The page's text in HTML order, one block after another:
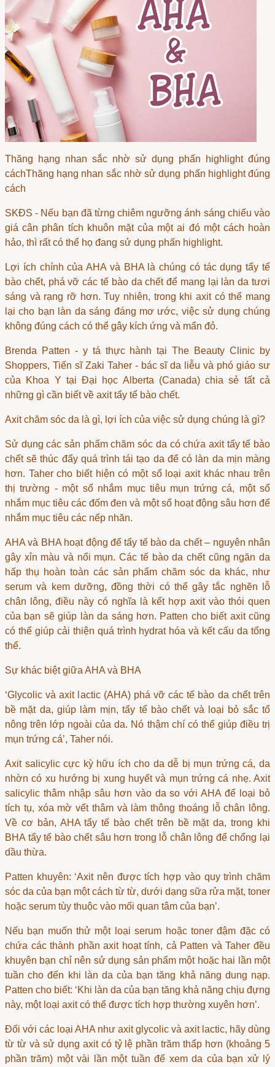
Thăng hạng nhan sắc nhờ sử dụng phấn highlight đúng
cáchThăng hạng nhan sắc nhờ sử dụng phấn highlight đúng
cách
SKĐS - Nếu bạn đã từng chiêm ngưỡng ánh sáng chiếu vào
giá cân phân tích khuôn mặt của một ai đó một cách hoàn
hảo, thì rất có thể họ đang sử dụng phấn highlight.
Lợi ích chính của AHA và BHA là chúng có tác dụng tẩy tế
bào chết, phá vỡ các tế bào da chết để mang lại làn da tươi
sáng và rạng rỡ hơn. Tuy nhiên, trong khi axit có thể mang
lại cho bạn làn da sáng đáng mơ ước, việc sử dụng chúng
không đúng cách có thể gây kích ứng và mẩn đỏ.
Brenda Patten - y tá thực hành tại The Beauty Clinic by
Shoppers, Tiến sĩ Zaki Taher - bác sĩ da liễu và phó giáo sư
của Khoa Y tại Đại học Alberta (Canada) chia sẻ tất cả
những gì cần biết về axit tẩy tế bào chết.
Axit chăm sóc da là gì, lợi ích của việc sử dụng chúng là gì?
Sử dụng các sản phẩm chăm sóc da có chứa axit tẩy tế bào
chết sẽ thúc đẩy quá trình tái tạo da để có làn da mịn màng
hơn. Taher cho biết hiện có một số loại axit khác nhau trên
thị trường - một số nhắm mục tiêu mụn trứng cá, một số
nhắm mục tiêu các đốm đen và một số hoạt động sâu hơn để
nhắm mục tiêu các nếp nhăn.
AHA và BHA hoạt động để tẩy tế bào da chết – nguyên nhân
gây xỉn màu và nổi mụn. Các tế bào da chết cũng ngăn da
hấp thụ hoàn toàn các sản phẩm chăm sóc da khác, như
serum và kem dưỡng, đồng thời có thể gây tắc nghẽn lỗ
chân lông, điều này có nghĩa là kết hợp axit vào thói quen
của bạn sẽ giúp làn da sáng hơn. Patten cho biết axit cũng
có thể giúp cải thiện quá trình hydrat hóa và kết cấu da tổng
thể.
Sự khác biệt giữa AHA và BHA
‘Glycolic và axit lactic (AHA) phá vỡ các tế bào da chết trên
bề mặt da, giúp làm mịn, tẩy tế bào chết và loại bỏ sắc tố
nông trên lớp ngoài của da. Nó thậm chí có thể giúp điều trị
mụn trứng cá’, Taher nói.
Axit salicylic cực kỳ hữu ích cho da dễ bị mụn trứng cá, da
nhờn có xu hướng bị xung huyết và mụn trứng cá nhẹ. Axit
salicylic thâm nhập sâu hơn vào da so với AHA để loại bỏ
tích tụ, xóa mờ vết thâm và làm thông thoáng lỗ chân lông.
Về cơ bản, AHA tẩy tế bào chết trên bề mặt da, trong khi
BHA tẩy tế bào chết sâu hơn trong lỗ chân lông để chống lại
dầu thừa.
Patten khuyên: ‘Axit nên được tích hợp vào quy trình chăm
sóc da của bạn một cách từ từ, dưới dạng sữa rửa mặt, toner
hoặc serum tùy thuộc vào mối quan tâm của bạn’.
Nếu bạn muốn thử một loại serum hoặc toner đậm đặc có
chứa các thành phần axit hoạt tính, cả Patten và Taher đều
khuyên bạn chỉ nên sử dụng sản phẩm một hoặc hai lần một
tuần cho đến khi làn da của bạn tăng khả năng dung nạp.
Patten cho biết: ‘Khi làn da của bạn tăng khả năng chịu đựng
này, một loại axit có thể được tích hợp thường xuyên hơn’.
Đối với các loại AHA như axit glycolic và axit lactic, hãy dùng
từ từ và sử dụng axit có tỷ lệ phần trăm thấp hơn (khoảng 5
phần trăm) một vài lần một tuần để xem da của bạn xử lý